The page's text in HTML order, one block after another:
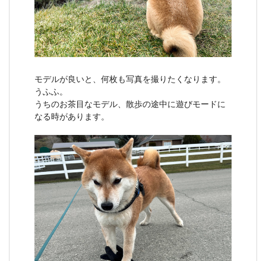
モデルが良いと、何枚も写真を撮りたくなります。
うふふ。
うちのお茶目なモデル、散歩の途中に遊びモードに
なる時があります。